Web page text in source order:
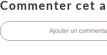
Commenter cet
Ajouter un